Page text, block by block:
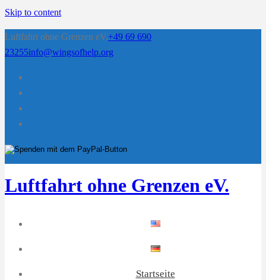
Skip to content
Luftfahrt ohne Grenzen eV.+49 69 690
23255info@wingsofhelp.org
Luftfahrt ohne Grenzen eV.
Startseite